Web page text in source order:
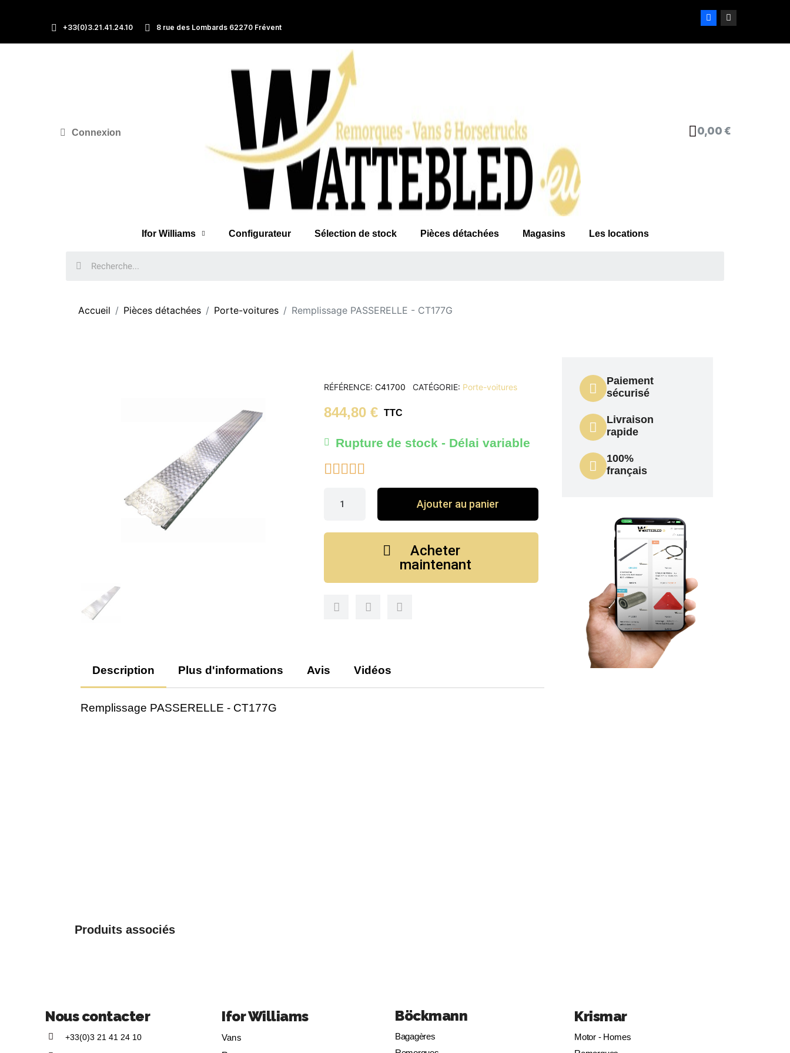
+33(0)3.21.41.24.10 8 rue des Lombards 62270 Frévent
Connexion 0,00 €
Ifor Williams Configurateur Sélection de stock Pièces détachées Magasins Les locations
Accueil Pièces détachées Porte-voitures Remplissage PASSERELLE - CT177G
RÉFÉRENCE C41700 CATÉGORIE Porte-voitures
844,80 € TTC
Rupture de stock - Délai variable
    
Ajouter au panier
Acheter
maintenant
Description Plus d'informations Avis Vidéos
Remplissage PASSERELLE - CT177G
Paiement
sécurisé
Livraison
rapide
100%
français
Produits associés
Nous contacter
+33(0)3 21 41 24 10
Ifor Williams
Vans
Böckmann
Bagagères
Krismar
Motor - Homes